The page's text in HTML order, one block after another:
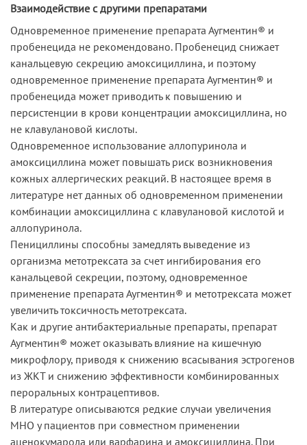
Взаимодействие с другими препаратами
Одновременное применение препарата Аугментин® и
пробенецида не рекомендовано. Пробенецид снижает
канальцевую секрецию амоксициллина, и поэтому
одновременное применение препарата Аугментин® и
пробенецида может приводить к повышению и
персистенции в крови концентрации амоксициллина, но
не клавулановой кислоты.
Одновременное использование аллопуринола и
амоксициллина может повышать риск возникновения
кожных аллергических реакций. В настоящее время в
литературе нет данных об одновременном применении
комбинации амоксициллина с клавулановой кислотой и
аллопуринола.
Пенициллины способны замедлять выведение из
организма метотрексата за счет ингибирования его
канальцевой секреции, поэтому, одновременное
применение препарата Аугментин® и метотрексата может
увеличить токсичность метотрексата.
Как и другие антибактериальные препараты, препарат
Аугментин® может оказывать влияние на кишечную
микрофлору, приводя к снижению всасывания эстрогенов
из ЖКТ и снижению эффективности комбинированных
пероральных контрацептивов.
В литературе описываются редкие случаи увеличения
MHO у пациентов при совместном применении
аценокумарола или варфарина и амоксициллина. При